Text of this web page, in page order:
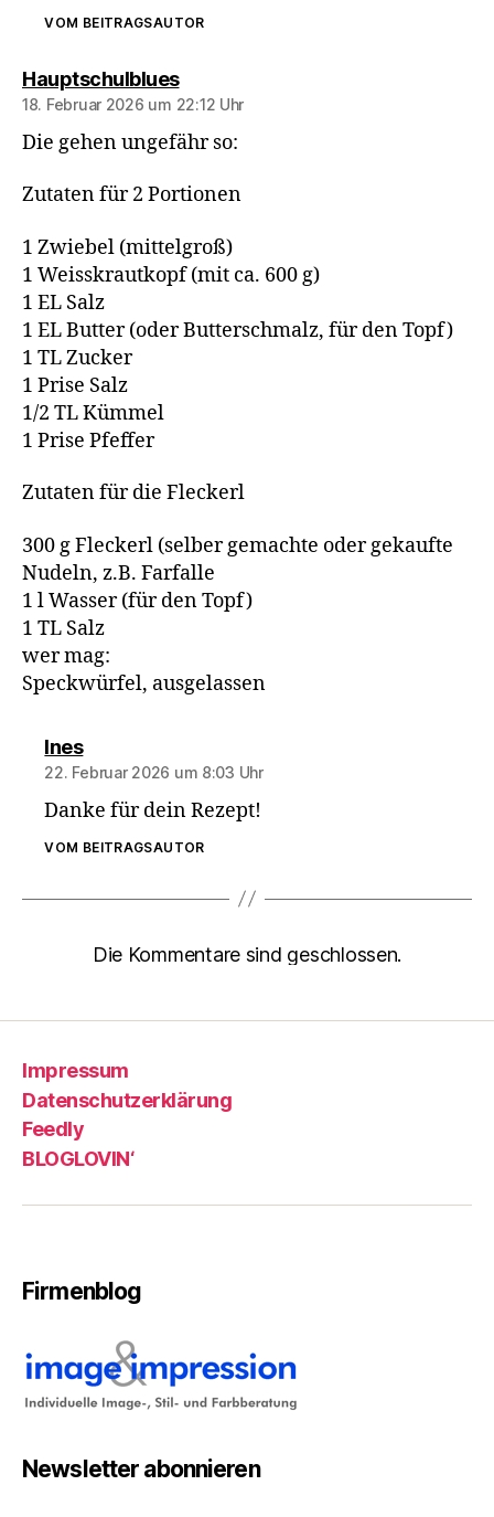
VOM BEITRAGSAUTOR
Hauptschulbluessagt:
18. Februar 2026 um 22:12 Uhr
Die gehen ungefähr so:
Zutaten für 2 Portionen
1 Zwiebel (mittelgroß)
1 Weisskrautkopf (mit ca. 600 g)
1 EL Salz
1 EL Butter (oder Butterschmalz, für den Topf)
1 TL Zucker
1 Prise Salz
1/2 TL Kümmel
1 Prise Pfeffer
Zutaten für die Fleckerl
300 g Fleckerl (selber gemachte oder gekaufte
Nudeln, z.B. Farfalle
1 l Wasser (für den Topf)
1 TL Salz
wer mag:
Speckwürfel, ausgelassen
Inessagt:
22. Februar 2026 um 8:03 Uhr
Danke für dein Rezept!
VOM BEITRAGSAUTOR
Die Kommentare sind geschlossen.
Impressum
Datenschutzerklärung
Feedly
BLOGLOVIN‘
Firmenblog
Newsletter abonnieren